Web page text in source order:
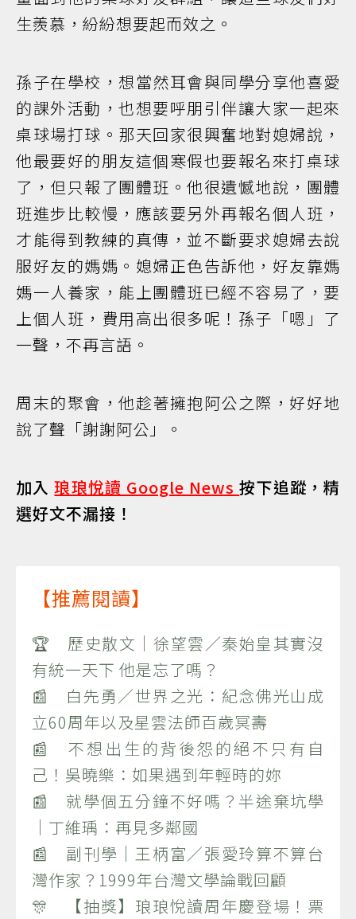
生羨慕，紛紛想要起而效之。
孫子在學校，想當然耳會與同學分享他喜愛
的課外活動，也想要呼朋引伴讓大家一起來
桌球場打球。那天回家很興奮地對媳婦說，
他最要好的朋友這個寒假也要報名來打桌球
了，但只報了團體班。他很遺憾地說，團體
班進步比較慢，應該要另外再報名個人班，
才能得到教練的真傳，並不斷要求媳婦去說
服好友的媽媽。媳婦正色告訴他，好友靠媽
媽一人養家，能上團體班已經不容易了，要
上個人班，費用高出很多呢！孫子「嗯」了
一聲，不再言語。
周末的聚會，他趁著擁抱阿公之際，好好地
說了聲「謝謝阿公」。
加入琅琅悅讀 Google News按下追蹤，精
選好文不漏接！
【推薦閱讀】
🏆 歷史散文｜徐望雲／秦始皇其實沒
有統一天下 他是忘了嗎？
📰 白先勇／世界之光：紀念佛光山成
立60周年以及星雲法師百歲冥壽
📰 不想出生的背後怨的絕不只有自
己！吳曉樂：如果遇到年輕時的妳
📰 就學個五分鐘不好嗎？半途棄坑學
｜丁維瑀：再見多鄰國
📰 副刊學｜王柄富／張愛玲算不算台
灣作家？1999年台灣文學論戰回顧
🎊 【抽獎】琅琅悅讀周年慶登場！票